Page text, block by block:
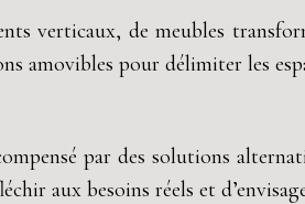
verticaux, de meubles
amovibles pour délimiter les
par des solutions
aux besoins réels et